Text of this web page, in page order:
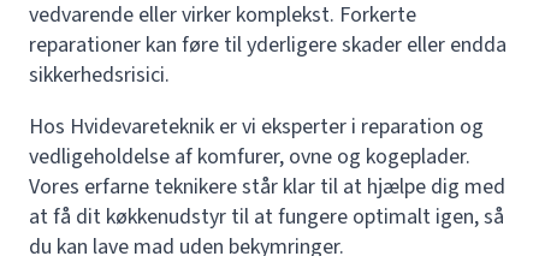
vedvarende eller virker komplekst. Forkerte
reparationer kan føre til yderligere skader eller endda
sikkerhedsrisici.
Hos Hvidevareteknik er vi eksperter i reparation og
vedligeholdelse af komfurer, ovne og kogeplader.
Vores erfarne teknikere står klar til at hjælpe dig med
at få dit køkkenudstyr til at fungere optimalt igen, så
du kan lave mad uden bekymringer.